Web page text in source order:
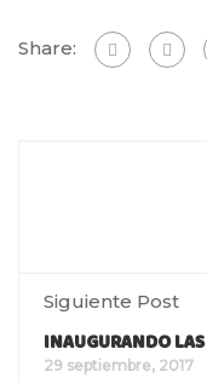
Share:
Siguiente Post
INAUGURANDO
29 septiembre, 2017